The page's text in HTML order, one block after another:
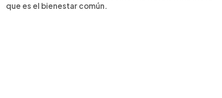
que es el bienestar común.